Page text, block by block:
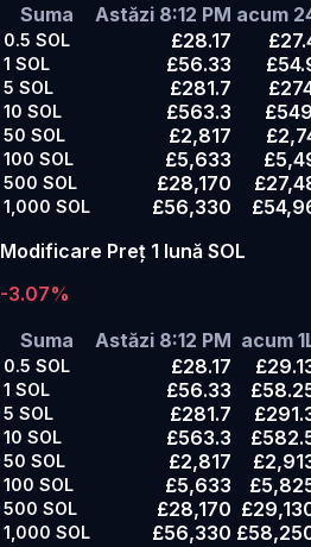
Suma
Astăzi 8:12 PM acum
0.5 SOL £28.17
1 SOL £56.33
5 SOL £281.7
10 SOL £563.3
50 SOL £2,817
100 SOL £5,633
500 SOL £28,170
1,000 SOL £56,330
Modificare Preț 1 lună SOL
-3.07%
Suma
Astăzi 8:12 PM acum
0.5 SOL £28.17
1 SOL £56.33
5 SOL £281.7
10 SOL £563.3
50 SOL £2,817
100 SOL £5,633
500 SOL £28,170
1,000 SOL £56,330